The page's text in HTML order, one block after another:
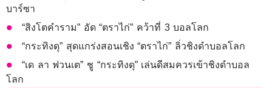
บาร์ซา
“สิงโตคำราม” อัด “ตราไก่” คว้าที่ 3 บอลโลก
“กระทิงดุ” สุดแกร่งสอนเชิง “ตราไก่” ลิ่วชิงดำบอลโลก
“เด ลา ฟวนเต” ชู “กระทิงดุ” เล่นดีสมควรเข้าชิงดำบอล
โลก